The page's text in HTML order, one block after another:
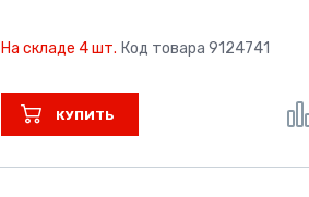
На складе 4 шт. Код товара 9124741
КУПИТЬ